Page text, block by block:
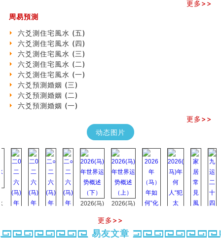
四柱八字快速直断技法
天池水
《高岛易断》(二)
创业容易成功的6种手相
算命先生都不外传的算命顺口溜
什么是到山到向？上山下水？
六爻算卦：我能面试升职吗？
《高岛易断》(一)
朱德總司命造 (名⼈⼋字淺析九）
如何给企业起名才能提高影响力
同年同月同日同时同地生命运为何却完全不同？
商舖大門的風水原則 (上)
家居常見風水形煞及化解方法 (三)
天要下雨娘要嫁人
预测开店怎么样
六爻測住宅風水 (五)
一篇文章解答八字命理所有困惑
更多>>
周易預測
六爻測住宅風水 (五)
六爻測住宅風水 (四)
六爻測住宅風水 (三)
六爻測住宅風水 (二)
六爻測住宅風水 (一)
六爻預測婚姻 (三)
六爻預測婚姻 (二)
六爻預測婚姻 (一)
更多>>
动态图片
2026(马)
（下）
2026(马)
势概述
（上）
年
马)年
更多>>
易友文章